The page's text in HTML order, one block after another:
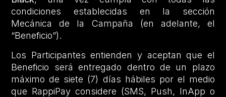
condiciones establecidas en la sección
Mecánica de la Campaña (en adelante, el
“Beneficio”).
Los Participantes entienden y aceptan que el
Beneficio será entregado dentro de un plazo
máximo de siete (7) días hábiles por el medio
que RappiPay considere (SMS, Push, InApp o